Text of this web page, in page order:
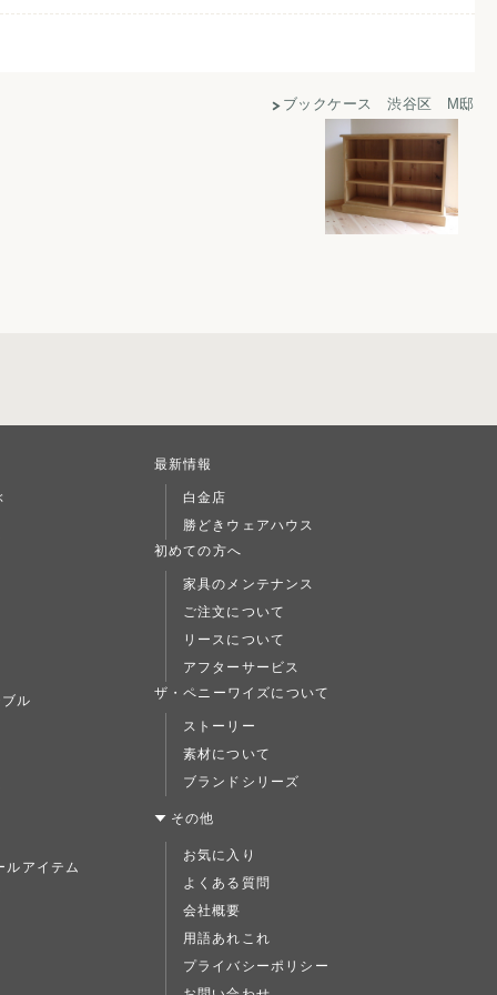
ブックケース 渋谷区 M邸
ル
ルアイテム
最新情報
白金店
勝どきウェアハウス
初めての方へ
家具のメンテナンス
ご注文について
リースについて
アフターサービス
ザ・ペニーワイズについて
ストーリー
素材について
ブランドシリーズ
その他
お気に入り
よくある質問
会社概要
用語あれこれ
プライバシーポリシー